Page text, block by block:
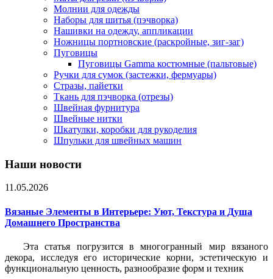
Молнии для одежды
Наборы для шитья (пэчворка)
Нашивки на одежду, аппликации
Ножницы портновские (раскройные, зиг-заг)
Пуговицы
Пуговицы Gamma костюмные (пальтовые)
Ручки для сумок (застежки, фермуары)
Стразы, пайетки
Ткань для пэчворка (отрезы)
Швейная фурнитура
Швейные нитки
Шкатулки, коробки для рукоделия
Шпульки для швейных машин
Наши новости
11.05.2026
Вязаные Элементы в Интерьере: Уют, Текстура и Душа
Домашнего Пространства
Эта статья погрузится в многогранный мир вязаного
декора, исследуя его исторические корни, эстетическую и
функциональную ценность, разнообразие форм и техник